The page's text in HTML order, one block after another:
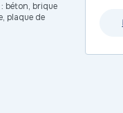
béton, brique
plaque de